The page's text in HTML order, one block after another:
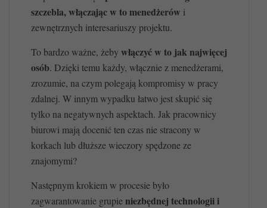
szczebla, włączając w to menedżerów i
zewnętrznych interesariuszy projektu.
To bardzo ważne, żeby włączyć w to jak najwięcej
osób. Dzięki temu każdy, włącznie z menedżerami,
zrozumie, na czym polegają kompromisy w pracy
zdalnej. W innym wypadku łatwo jest skupić się
tylko na negatywnych aspektach. Jak pracownicy
biurowi mają docenić ten czas nie stracony w
korkach lub dłuższe wieczory spędzone ze
znajomymi?
Następnym krokiem w procesie było
zagwarantowanie grupieniezbędnej technologii i